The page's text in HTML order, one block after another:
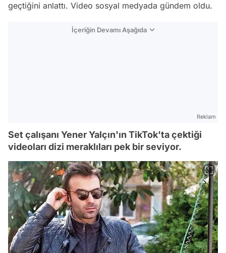
geçtiğini anlattı. Video sosyal medyada gündem oldu.
İçeriğin Devamı Aşağıda
Reklam
Set çalışanı Yener Yalçın'ın TikTok'ta çektiği
videoları dizi meraklıları pek bir seviyor.